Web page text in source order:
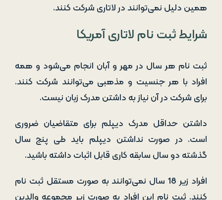
همین دلیل نمی‌توانند در لاتاری شرکت کنند.
شرایط ثبت نام لاتاری آمریکا
ثبت نام هر سال در مهر و آبان انجام می‌شود و همه
افراد با هر جنسیت و مذهبی می‌توانند شرکت کنند.
برای شرکت در آن نیاز به داشتن مدرک زبان نیست.
داشتن حداقل مدرک دیپلم برای متقاضیان ضروری
است. در صورت نداشتن دیپلم باید طی پنج سال
گذشته دو سال سابقه کاری قابل اثبات داشته باشید.
افراد زیر 18 سال نمی‌توانند به صورت مستقل ثبت نام
کنند. ثبت نام این افراد به صورت زیر مجموعه والدین